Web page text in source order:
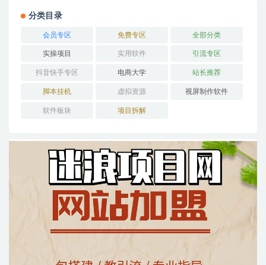
分类目录
会员专区 免费专区 全部分类
实操项目 实用软件 引流专区
抖音快手专区 电商大学 站长推荐
脚本挂机 虚拟资源 视屏制作软件
软件板块 项目拆解